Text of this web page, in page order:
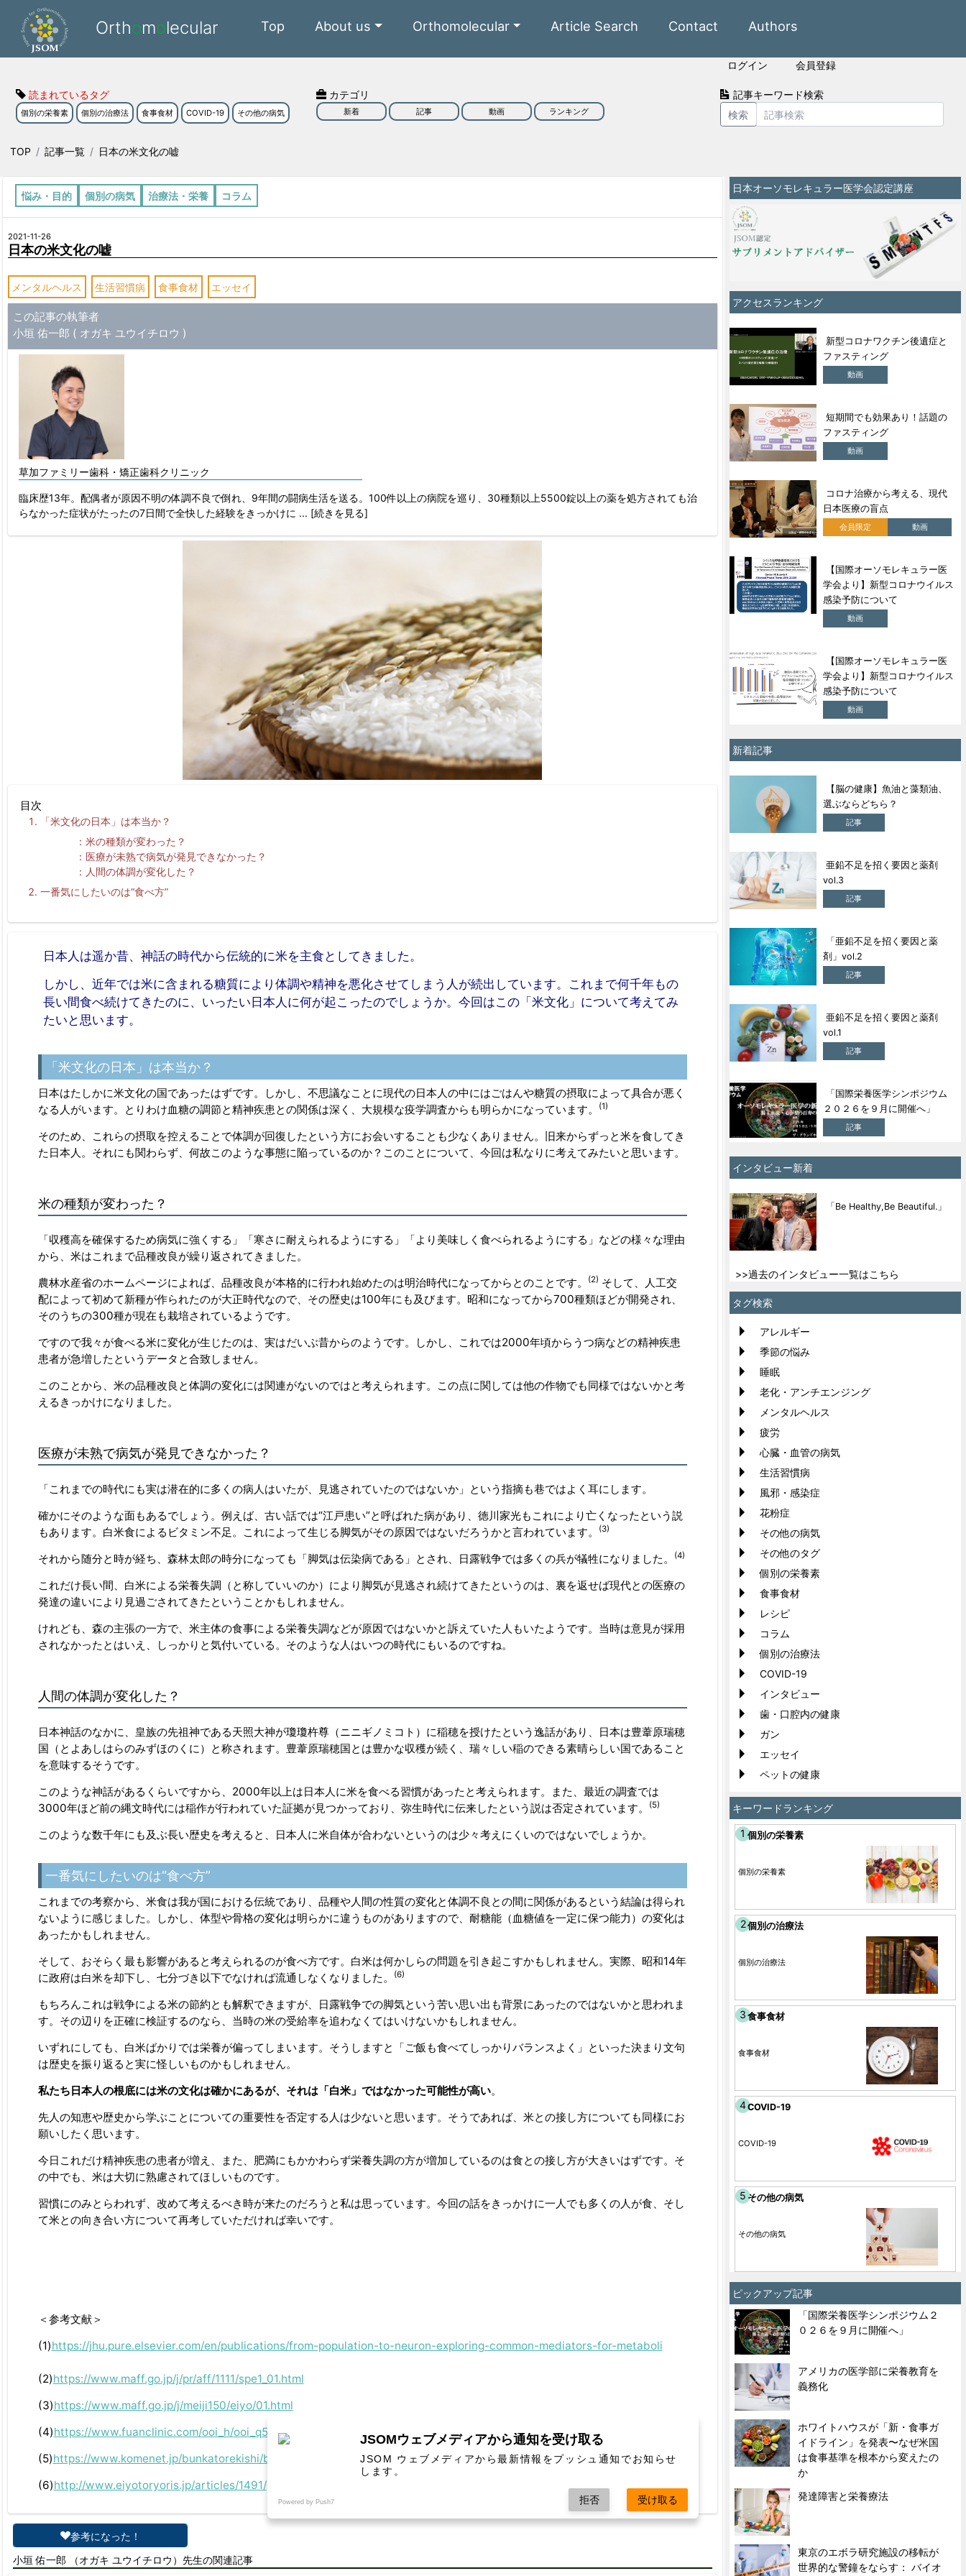
Orthomolecular Top About us Orthomolecular Article Search Contact Authors
ログイン 会員登録
読まれているタグ
個別の栄養素 個別の治療法 食事食材 COVID-19 その他の病気
カテゴリ
新着 記事 動画 ランキング
記事キーワード検索
検索
TOP 記事一覧 日本の米文化の嘘
悩み・目的 個別の病気 治療法・栄養 コラム
2021-11-26
日本の米文化の嘘
メンタルヘルス 生活習慣病 食事食材 エッセイ
この記事の執筆者
小垣 佑一郎 ( オガキ ユウイチロウ )
草加ファミリー歯科・矯正歯科クリニック
臨床歴13年。配偶者が原因不明の体調不良で倒れ、9年間の闘病生活を送る。100件以上の病院を巡り、30種類以上5500錠以上の薬を処方されても治
らなかった症状がたったの7日間で全快した経験をきっかけに ... [続きを見る]
目次
「米文化の日本」は本当か？
米の種類が変わった？
医療が未熟で病気が発見できなかった？
人間の体調が変化した？
一番気にしたいのは“食べ方”
日本人は遥か昔、神話の時代から伝統的に米を主食としてきました。
しかし、近年では米に含まれる糖質により体調や精神を悪化させてしまう人が続出しています。これまで何千年もの
長い間食べ続けてきたのに、いったい日本人に何が起こったのでしょうか。今回はこの「米文化」について考えてみ
たいと思います。
「米文化の日本」は本当か？
日本はたしかに米文化の国であったはずです。しかし、不思議なことに現代の日本人の中にはごはんや糖質の摂取によって具合が悪く
なる人がいます。とりわけ血糖の調節と精神疾患との関係は深く、大規模な疫学調査からも明らかになっています。
(1)
そのため、これらの摂取を控えることで体調が回復したという方にお会いすることも少なくありません。旧来からずっと米を食してき
た日本人。それにも関わらず、何故このような事態に陥っているのか？このことについて、今回は私なりに考えてみたいと思います。
米の種類が変わった？
「収穫高を確保するため病気に強くする」「寒さに耐えられるようにする」「より美味しく食べられるようにする」などの様々な理由
から、米はこれまで品種改良が繰り返されてきました。
農林水産省のホームページによれば、品種改良が本格的に行われ始めたのは明治時代になってからとのことです。
(2) そして、人工交
配によって初めて新種が作られたのが大正時代なので、その歴史は100年にも及びます。昭和になってから700種類ほどが開発され、
そのうちの300種が現在も栽培されているようです。
ですので我々が食べる米に変化が生じたのは、実はだいぶ昔からのようです。しかし、これでは2000年頃からうつ病などの精神疾患
患者が急増したというデータと合致しません。
このことから、米の品種改良と体調の変化には関連がないのではと考えられます。この点に関しては他の作物でも同様ではないかと考
えるきっかけになりました。
医療が未熟で病気が発見できなかった？
「これまでの時代にも実は潜在的に多くの病人はいたが、見逃されていたのではないか」という指摘も巷ではよく耳にします。
確かにそのような面もあるでしょう。例えば、古い話では“江戸患い”と呼ばれた病があり、徳川家光もこれにより亡くなったという説
もあります。白米食によるビタミン不足。これによって生じる脚気がその原因ではないだろうかと言われています。
(3)
それから随分と時が経ち、森林太郎の時分になっても「脚気は伝染病である」とされ、日露戦争では多くの兵が犠牲になりました。 (4)
これだけ長い間、白米による栄養失調（と称していいのか）により脚気が見逃され続けてきたというのは、裏を返せば現代との医療の
発達の違いにより見過ごされてきたということかもしれません。
けれども、森の主張の一方で、米主体の食事による栄養失調などが原因ではないかと訴えていた人もいたようです。当時は意見が採用
されなかったとはいえ、しっかりと気付いている。そのような人はいつの時代にもいるのですね。
人間の体調が変化した？
日本神話のなかに、皇族の先祖神である天照大神が瓊瓊杵尊（ニニギノミコト）に稲穂を授けたという逸話があり、日本は豊葦原瑞穂
国（とよあしはらのみずほのくに）と称されます。豊葦原瑞穂国とは豊かな収穫が続く、瑞々しい稲のできる素晴らしい国であること
を意味するそうです。
このような神話があるくらいですから、2000年以上は日本人に米を食べる習慣があったと考えられます。また、最近の調査では
3000年ほど前の縄文時代には稲作が行われていた証拠が見つかっており、弥生時代に伝来したという説は否定されています。
(5)
このような数千年にも及ぶ長い歴史を考えると、日本人に米自体が合わないというのは少々考えにくいのではないでしょうか。
一番気にしたいのは“食べ方”
これまでの考察から、米食は我が国における伝統であり、品種や人間の性質の変化と体調不良との間に関係があるという結論は得られ
ないように感じました。しかし、体型や骨格の変化は明らかに違うものがありますので、耐糖能（血糖値を一定に保つ能力）の変化は
あったかもしれません。
そして、おそらく最も影響があると考えられるのが食べ方です。白米は何かしらの問題を引き起こすかもしれません。実際、昭和14年
に政府は白米を却下し、七分づき以下でなければ流通しなくなりました。
(6)
もちろんこれは戦争による米の節約とも解釈できますが、日露戦争での脚気という苦い思い出も背景にあったのではないかと思われま
す。その辺りを正確に検証するのなら、当時の米の受給率を追わなくてはいけないかもしれません。
いずれにしても、白米ばかりでは栄養が偏ってしまいます。そうしますと「ご飯も食べてしっかりバランスよく」といった決まり文句
は歴史を振り返ると実に怪しいものかもしれません。
私たち日本人の根底には米の文化は確かにあるが、それは「白米」ではなかった可能性が高い。
先人の知恵や歴史から学ぶことについての重要性を否定する人は少ないと思います。そうであれば、米との接し方についても同様にお
願いしたく思います。
今日これだけ精神疾患の患者が増え、また、肥満にもかかわらず栄養失調の方が増加しているのは食との接し方が大きいはずです。そ
の中でも、米は大切に熟慮されてほしいものです。
習慣にのみとらわれず、改めて考えるべき時が来たのだろうと私は思っています。今回の話をきっかけに一人でも多くの人が食、そし
て米との向き合い方について再考していただければ幸いです。
＜参考文献＞
(1)https://jhu.pure.elsevier.com/en/publications/from-population-to-neuron-exploring-common-mediators-for-metaboli
(2)https://www.maff.go.jp/j/pr/aff/1111/spe1_01.html
(3)https://www.maff.go.jp/j/meiji150/eiyo/01.html
(4)https://www.fuanclinic.com/ooi_h/ooi_q57.htm
(5)https://www.komenet.jp/bunkatorekishi/bunkatorekishi01/bunkatorekishi01_3
(6)http://www.eiyotoryoris.jp/articles/1491/
参考になった！
小垣 佑一郎 （オガキ ユウイチロウ）先生の関連記事
日本オーソモレキュラー医学会認定講座
アクセスランキング
新型コロナワクチン後遺症と
ファスティング
動画
短期間でも効果あり！話題の
ファスティング
動画
コロナ治療から考える、現代
日本医療の盲点
会員限定 動画
【国際オーソモレキュラー医
学会より】新型コロナウイルス
感染予防について
動画
【国際オーソモレキュラー医
学会より】新型コロナウイルス
感染予防について
動画
新着記事
【脳の健康】魚油と藻類油、
選ぶならどちら？
記事
亜鉛不足を招く要因と薬剤
vol.3
記事
「亜鉛不足を招く要因と薬
剤」vol.2
記事
亜鉛不足を招く要因と薬剤
vol.1
記事
「国際栄養医学シンポジウム
２０２６を９月に開催へ」
記事
インタビュー新着
「Be Healthy,Be Beautiful.」
>>過去のインタビュー一覧はこちら
タグ検索
アレルギー
季節の悩み
睡眠
老化・アンチエンジング
メンタルヘルス
疲労
心臓・血管の病気
生活習慣病
風邪・感染症
花粉症
その他の病気
その他のタグ
個別の栄養素
食事食材
レシピ
コラム
個別の治療法
COVID-19
インタビュー
歯・口腔内の健康
ガン
エッセイ
ペットの健康
キーワードランキング
個別の栄養素
個別の栄養素
個別の治療法
個別の治療法
食事食材
食事食材
COVID-19
COVID-19
その他の病気
その他の病気
ピックアップ記事
「国際栄養医学シンポジウム２
０２６を９月に開催へ」
アメリカの医学部に栄養教育を
義務化
ホワイトハウスが「新・食事ガ
イドライン」を発表〜なぜ米国
は食事基準を根本から変えたの
か
発達障害と栄養療法
東京のエボラ研究施設の移転が
世界的な警鐘をならす： バイオ
JSOMウェブメディアから通知を受け取る
JSOM ウェブメディアから最新情報をプッシュ通知でお知らせ
します。
Powered by Push7 拒否 受け取る